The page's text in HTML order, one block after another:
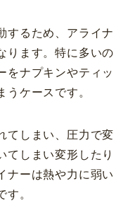
するため、アライナ
ります。特に多いの
をナプキンやティッ
うケースです。
てしまい、圧力で変
てしまい変形したり
ナーは熱や力に弱い
す。